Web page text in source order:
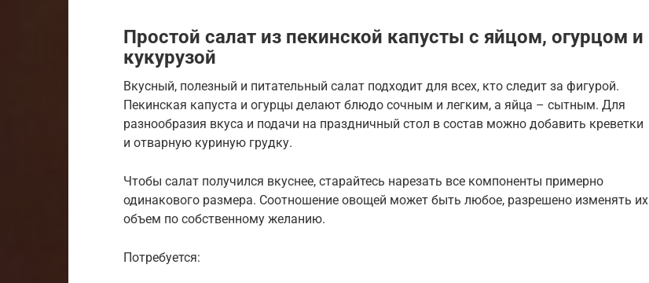
Простой салат из пекинской капусты с яйцом, огурцом и
кукурузой
Вкусный, полезный и питательный салат подходит для всех, кто следит за фигурой.
Пекинская капуста и огурцы делают блюдо сочным и легким, а яйца – сытным. Для
разнообразия вкуса и подачи на праздничный стол в состав можно добавить креветки
и отварную куриную грудку.
Чтобы салат получился вкуснее, старайтесь нарезать все компоненты примерно
одинакового размера. Соотношение овощей может быть любое, разрешено изменять их
объем по собственному желанию.
Потребуется: